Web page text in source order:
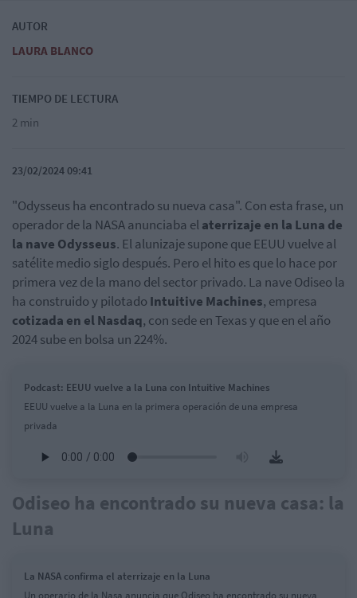
AUTOR
LAURA BLANCO
TIEMPO DE LECTURA
2 min
23/02/2024 09:41
"Odysseus ha encontrado su nueva casa". Con esta frase, un
operador de la NASA anunciaba elaterrizaje en la Luna de
la nave Odysseus. El alunizaje supone que EEUU vuelve al
satélite medio siglo después. Pero el hito es que lo hace por
primera vez de la mano del sector privado. La nave Odiseo la
ha construido y pilotado Intuitive Machines, empresa
cotizada en el Nasdaq, con sede en Texas y que en el año
2024 sube en bolsa un 224%.
Podcast: EEUU vuelve a la Luna con Intuitive Machines
EEUU vuelve a la Luna en la primera operación de una empresa
privada
Odiseo ha encontrado su nueva casa: la
Luna
La NASA confirma el aterrizaje en la Luna
Un operario de la Nasa anuncia que Odiseo ha encontrado su nueva